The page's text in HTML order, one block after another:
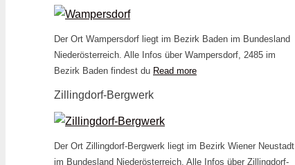
Der Ort Wampersdorf liegt im Bezirk Baden im Bundesland
Niederösterreich. Alle Infos über Wampersdorf, 2485 im
Bezirk Baden findest du Read more
Zillingdorf-Bergwerk
Der Ort Zillingdorf-Bergwerk liegt im Bezirk Wiener Neustadt
im Bundesland Niederösterreich. Alle Infos über Zillingdorf-